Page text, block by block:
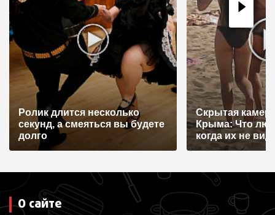
Ролик длится несколько
секунд, а смеяться вы будете
долго
Скрытая
Крыма: Что
когда их не
О сайте